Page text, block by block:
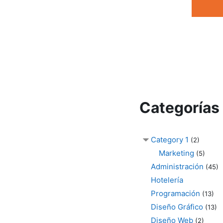
Categorías
Category 1 (2)
Marketing (5)
Administración (45)
Hotelería
Programación (13)
Diseño Gráfico (13)
Diseño Web (2)